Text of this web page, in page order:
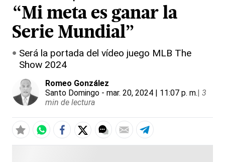
“Mi meta es ganar la
Serie Mundial”
Será la portada del vídeo juego MLB The
Show 2024
Romeo González
Santo Domingo - mar. 20, 2024 | 11:07 p. m.| 3
min de lectura